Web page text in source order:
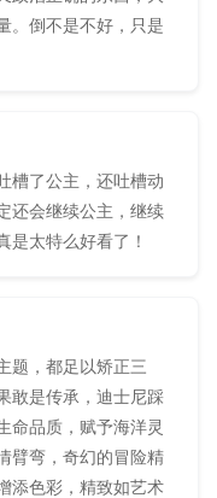
。倒不是不好，只是
槽了公主，还吐槽动
还会继续公主，继续
是太特么好看了！
题，都足以矫正三
敢是传承，迪士尼踩
命品质，赋予海洋灵
臂弯，奇幻的冒险精
添色彩，精致如艺术